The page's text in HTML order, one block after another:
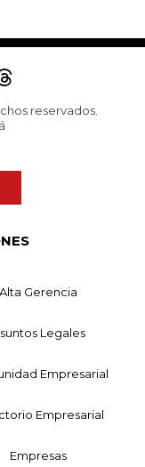
reservados.
Alta Gerencia
Legales
Empresarial
Empresarial
Empresas